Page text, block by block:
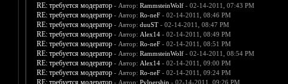
RE: требуется модератор - Автор: RammsteinWolf- 02-14-2011, 07:43 PM
RE: требуется модератор - Автор: Ro-neF- 02-14-2011, 08:46 PM
RE: требуется модератор - Автор: duuST- 02-14-2011, 08:47 PM
RE: требуется модератор - Автор: Alex14- 02-14-2011, 08:49 PM
RE: требуется модератор - Автор: Ro-neF- 02-14-2011, 08:51 PM
RE: требуется модератор - Автор: RammsteinWolf- 02-14-2011, 08:54 PM
RE: требуется модератор - Автор: Alex14- 02-14-2011, 09:00 PM
RE: требуется модератор - Автор: Ro-neF- 02-14-2011, 09:24 PM
RE: требуется модератор - Автор: Pvlpershin - 02-14-2011, 09:26 PM